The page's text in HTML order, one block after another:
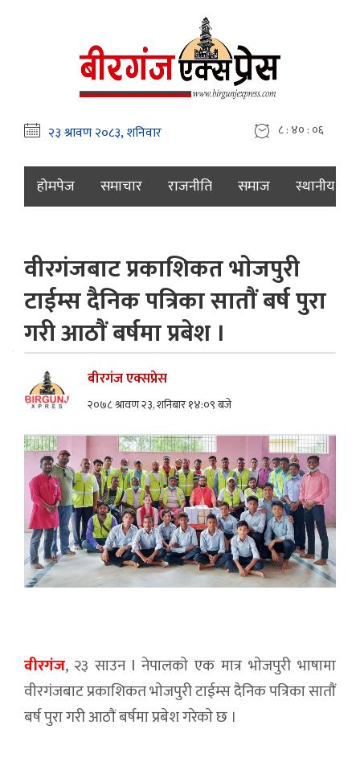
८ : ४० : ०७
होमपेज समाचार राजनीति समाज स्थानीय
वीरगंजबाट प्रकाशिकत भाेजपुरी
टाईम्स दैनिक पत्रिका साताैं बर्ष पुरा
गरी आठाैं बर्षमा प्रबेश ।
बीरगंज एक्सप्रेस
२०७८ श्रावण २३, शनिबार १४:०९ बजे
वीरगंज, २३ साउन l नेपालकाे एक मात्र भाेजपुरी भाषामा
वीरगंजबाट प्रकाशिकत भाेजपुरी टाईम्स दैनिक पत्रिका साताैं
बर्ष पुरा गरी आठाैं बर्षमा प्रबेश गरेकाे छ ।